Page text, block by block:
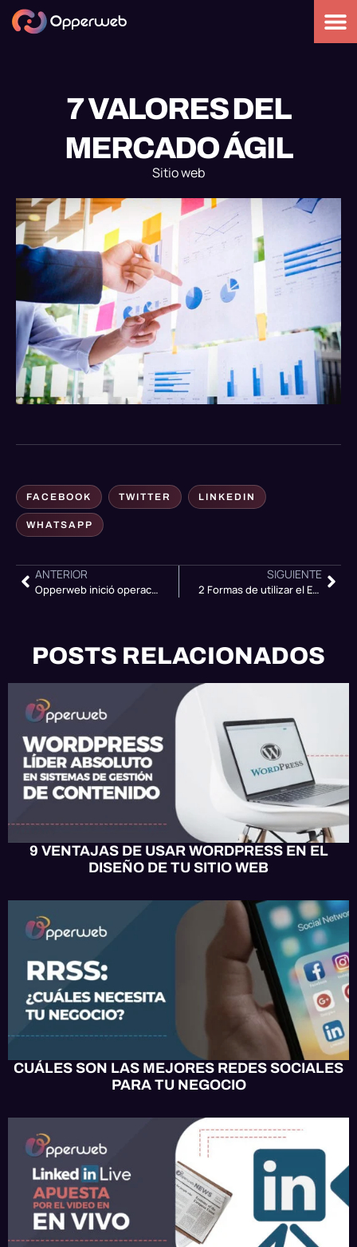
7 VALORES DEL
MERCADO ÁGIL
Sitio web
FACEBOOK TWITTER LINKEDIN
WHATSAPP
ANTERIOR
Opperweb inició operaciones: ¡Bienvenidos!
SIGUIENTE
2 Formas de utilizar el Email marketing
POSTS RELACIONADOS
DESARROLLO WEB
9 VENTAJAS DE USAR WORDPRESS EN EL
DISEÑO DE TU SITIO WEB
MARKETING
CUÁLES SON LAS MEJORES REDES SOCIALES
PARA TU NEGOCIO
OPPERWEB NEWS